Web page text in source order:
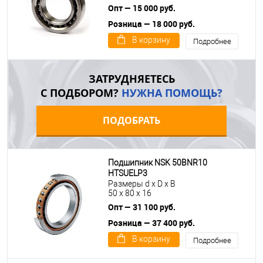
Опт — 15 000 руб.
Розница — 18 000 руб.
В корзину Подробнее
ЗАТРУДНЯЕТЕСЬ
С ПОДБОРОМ? НУЖНА ПОМОЩЬ?
ПОДОБРАТЬ
Подшипник NSK 50BNR10
HTSUELP3
Размеры d x D x B
50 x 80 x 16
Опт — 31 100 руб.
Розница — 37 400 руб.
В корзину Подробнее